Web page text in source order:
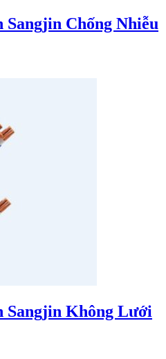
Chống Nhiễu
Sangjin Không Lưới